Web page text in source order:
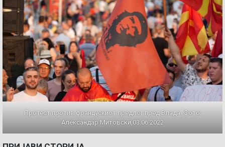
Протест против францускиот предлог пред Влада. Фото:
Александар Митовски,03.06.2022